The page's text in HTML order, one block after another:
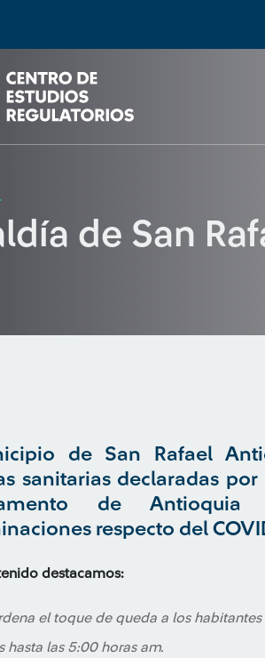
de San
de San Rafael
sanitarias declaradas
de
respecto del
destacamos:
el toque de queda a los
hasta las 5:00 horas am.